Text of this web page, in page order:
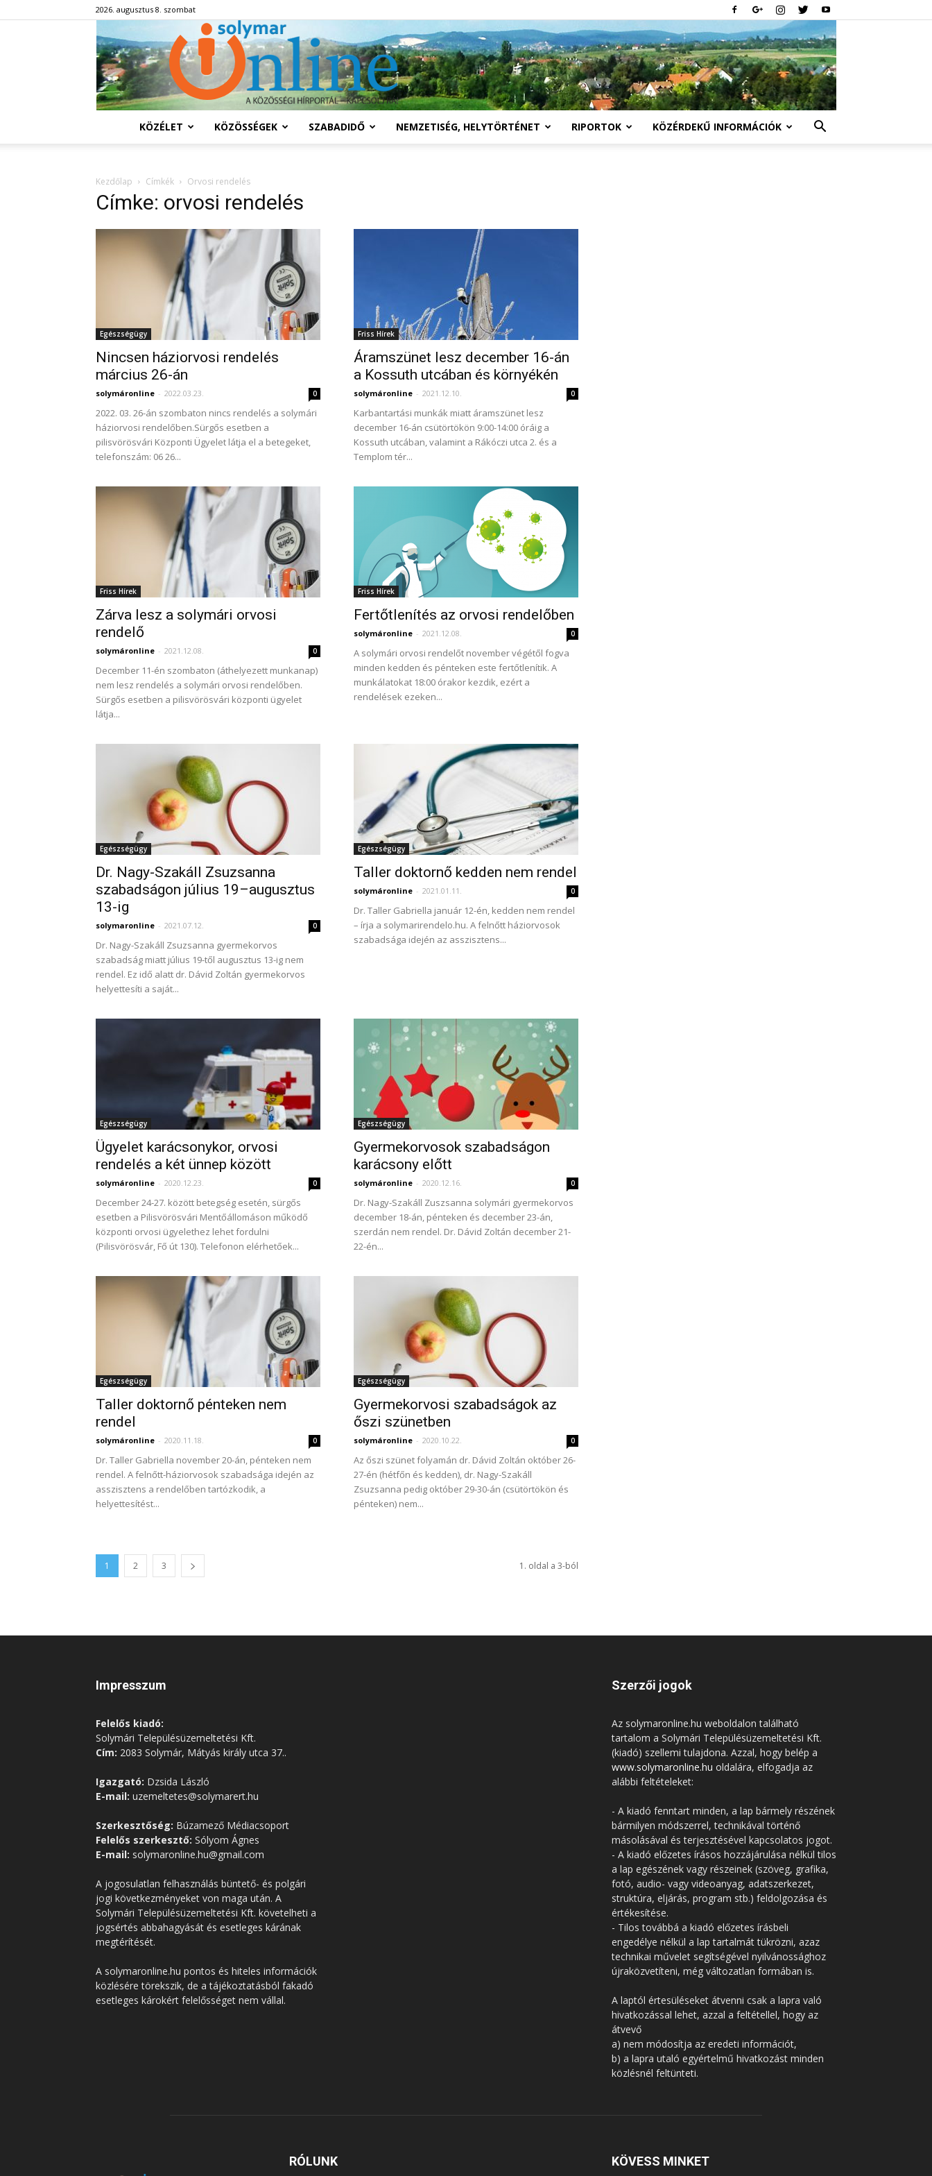
2026. augusztus 8. szombat
Solymár
KÖZÉLET KÖZÖSSÉGEK SZABADIDŐ NEMZETISÉG, HELYTÖRTÉNET RIPORTOK KÖZÉRDEKŰ INFORMÁCIÓK
Kezdőlap Címkék Orvosi rendelés
Címke: orvosi rendelés
Egészségügy
Nincsen háziorvosi rendelés
március 26-án
solymáronline - 2022.03.23. 0
2022. 03. 26-án szombaton nincs rendelés a solymári
háziorvosi rendelőben.Sürgős esetben a
pilisvörösvári Központi Ügyelet látja el a betegeket,
telefonszám: 06 26...
Friss Hírek
Áramszünet lesz december 16-án
a Kossuth utcában és környékén
solymáronline - 2021.12.10. 0
Karbantartási munkák miatt áramszünet lesz
december 16-án csütörtökön 9:00-14:00 óráig a
Kossuth utcában, valamint a Rákóczi utca 2. és a
Templom tér...
Friss Hírek
Zárva lesz a solymári orvosi
rendelő
solymáronline - 2021.12.08. 0
December 11-én szombaton (áthelyezett munkanap)
nem lesz rendelés a solymári orvosi rendelőben.
Sürgős esetben a pilisvörösvári központi ügyelet
látja...
Friss Hírek
Fertőtlenítés az orvosi rendelőben
solymáronline - 2021.12.08. 0
A solymári orvosi rendelőt november végétől fogva
minden kedden és pénteken este fertőtlenítik. A
munkálatokat 18:00 órakor kezdik, ezért a
rendelések ezeken...
Egészségügy
Dr. Nagy-Szakáll Zsuzsanna
szabadságon július 19–augusztus
13-ig
solymaronline - 2021.07.12. 0
Dr. Nagy-Szakáll Zsuzsanna gyermekorvos
szabadság miatt július 19-től augusztus 13-ig nem
rendel. Ez idő alatt dr. Dávid Zoltán gyermekorvos
helyettesíti a saját...
Egészségügy
Taller doktornő kedden nem rendel
solymáronline - 2021.01.11. 0
Dr. Taller Gabriella január 12-én, kedden nem rendel
– írja a solymarirendelo.hu. A felnőtt háziorvosok
szabadsága idején az asszisztens...
Egészségügy
Ügyelet karácsonykor, orvosi
rendelés a két ünnep között
solymáronline - 2020.12.23. 0
December 24-27. között betegség esetén, sürgős
esetben a Pilisvörösvári Mentőállomáson működő
központi orvosi ügyelethez lehet fordulni
(Pilisvörösvár, Fő út 130). Telefonon elérhetőek...
Egészségügy
Gyermekorvosok szabadságon
karácsony előtt
solymáronline - 2020.12.16. 0
Dr. Nagy-Szakáll Zuszsanna solymári gyermekorvos
december 18-án, pénteken és december 23-án,
szerdán nem rendel. Dr. Dávid Zoltán december 21-
22-én...
Egészségügy
Taller doktornő pénteken nem
rendel
solymáronline - 2020.11.18. 0
Dr. Taller Gabriella november 20-án, pénteken nem
rendel. A felnőtt-háziorvosok szabadsága idején az
asszisztens a rendelőben tartózkodik, a
helyettesítést...
Egészségügy
Gyermekorvosi szabadságok az
őszi szünetben
solymáronline - 2020.10.22. 0
Az őszi szünet folyamán dr. Dávid Zoltán október 26-
27-én (hétfőn és kedden), dr. Nagy-Szakáll
Zsuzsanna pedig október 29-30-án (csütörtökön és
pénteken) nem...
1 2 3 1. oldal a 3-ból
Impresszum
Felelős kiadó:
Solymári Településüzemeltetési Kft.
Cím: 2083 Solymár, Mátyás király utca 37..
Igazgató: Dzsida László
E-mail: uzemeltetes@solymarert.hu
Szerkesztőség: Búzamező Médiacsoport
Felelős szerkesztő: Sólyom Ágnes
E-mail: solymaronline.hu@gmail.com
A jogosulatlan felhasználás büntető- és polgári
jogi következményeket von maga után. A
Solymári Településüzemeltetési Kft. követelheti a
jogsértés abbahagyását és esetleges kárának
megtérítését.
A solymaronline.hu pontos és hiteles információk
közlésére törekszik, de a tájékoztatásból fakadó
esetleges károkért felelősséget nem vállal.
Szerzői jogok
Az solymaronline.hu weboldalon található
tartalom a Solymári Településüzemeltetési Kft.
(kiadó) szellemi tulajdona. Azzal, hogy belép a
www.solymaronline.hu oldalára, elfogadja az
alábbi feltételeket:
- A kiadó fenntart minden, a lap bármely részének
bármilyen módszerrel, technikával történő
másolásával és terjesztésével kapcsolatos jogot.
- A kiadó előzetes írásos hozzájárulása nélkül tilos
a lap egészének vagy részeinek (szöveg, grafika,
fotó, audio- vagy videoanyag, adatszerkezet,
struktúra, eljárás, program stb.) feldolgozása és
értékesítése.
- Tilos továbbá a kiadó előzetes írásbeli
engedélye nélkül a lap tartalmát tükrözni, azaz
technikai művelet segítségével nyilvánossághoz
újraközvetíteni, még változatlan formában is.
A laptól értesüléseket átvenni csak a lapra való
hivatkozással lehet, azzal a feltétellel, hogy az
átvevő
a) nem módosítja az eredeti információt,
b) a lapra utaló egyértelmű hivatkozást minden
közlésnél feltünteti.
RÓLUNK KÖVESS MINKET